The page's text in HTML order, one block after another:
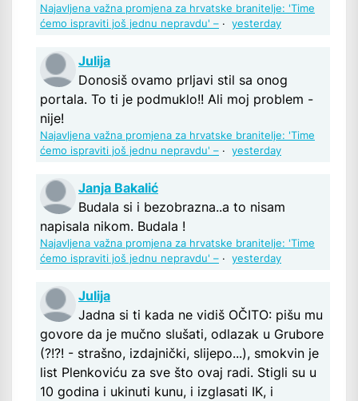
Najavljena važna promjena za hrvatske branitelje: 'Time
ćemo ispraviti još jednu nepravdu' – · yesterday
Julija
Donosiš ovamo prljavi stil sa onog
portala. To ti je podmuklo!! Ali moj problem -
nije!
Najavljena važna promjena za hrvatske branitelje: 'Time
ćemo ispraviti još jednu nepravdu' – · yesterday
Janja Bakalić
Budala si i bezobrazna..a to nisam
napisala nikom. Budala !
Najavljena važna promjena za hrvatske branitelje: 'Time
ćemo ispraviti još jednu nepravdu' – · yesterday
Julija
Jadna si ti kada ne vidiš OČITO: pišu mu
govore da je mučno slušati, odlazak u Grubore
(?!?! - strašno, izdajnički, slijepo...), smokvin je
list Plenkoviću za sve što ovaj radi. Stigli su u
10 godina i ukinuti kunu, i izglasati IK, i